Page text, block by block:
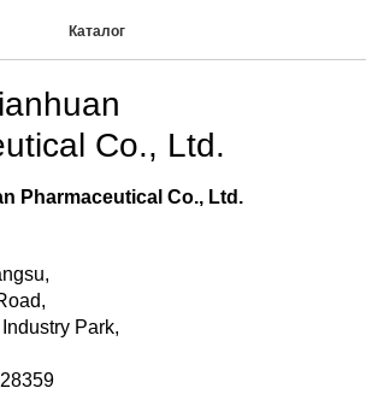
Каталог
Co., Ltd.
Pharmaceutical Co., Ltd.
Park,